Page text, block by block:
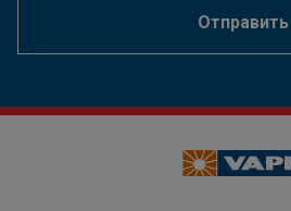
Отправить